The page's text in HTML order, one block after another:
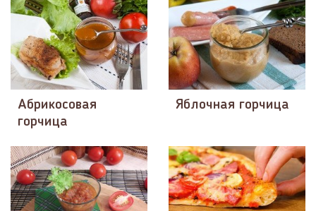
Абрикосовая
горчица
Яблочная горчица